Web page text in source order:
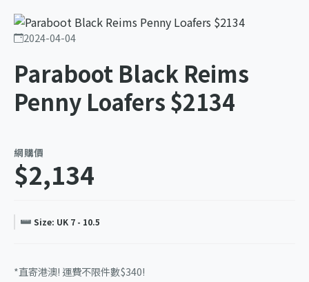
2024-04-04
Paraboot Black Reims
Penny Loafers $2134
網購價
$2,134
Size: UK 7 - 10.5
*直寄港澳! 運費不限件數$340!